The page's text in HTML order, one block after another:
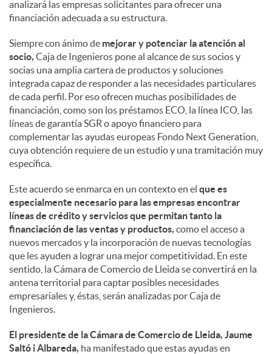
analizará las empresas solicitantes para ofrecer una
financiación adecuada a su estructura.
Siempre con ánimo de mejorar y potenciar la atención al
socio, Caja de Ingenieros pone al alcance de sus socios y
socias una amplia cartera de productos y soluciones
integrada capaz de responder a las necesidades particulares
de cada perfil. Por eso ofrecen muchas posibilidades de
financiación, como son los préstamos ECO, la línea ICO, las
líneas de garantía SGR o apoyo financiero para
complementar las ayudas europeas Fondo Next Generation,
cuya obtención requiere de un estudio y una tramitación muy
específica.
Este acuerdo se enmarca en un contexto en el que es
especialmente necesario para las empresas encontrar
líneas de crédito y servicios que permitan tanto la
financiación de las ventas y productos, como el acceso a
nuevos mercados y la incorporación de nuevas tecnologías
que les ayuden a lograr una mejor competitividad. En este
sentido, la Cámara de Comercio de Lleida se convertirá en la
antena territorial para captar posibles necesidades
empresariales y, éstas, serán analizadas por Caja de
Ingenieros.
El presidente de la Cámara de Comercio de Lleida, Jaume
Saltó i Albareda, ha manifestado que estas ayudas en